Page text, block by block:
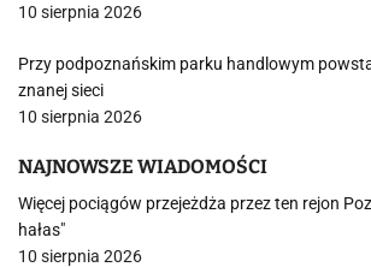
10 sierpnia 2026
Przy podpoznańskim parku handlowym
znanej sieci
10 sierpnia 2026
NAJNOWSZE WIADOMOŚCI
Więcej pociągów przejeżdża przez ten rejon
hałas"
10 sierpnia 2026